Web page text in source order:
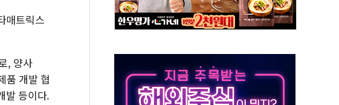
구 주택가서 흉기 난동…60대 남성 2명 숨져
혼 때문에 손해 보는 일 없게"…'결혼 페널티' 22개 과제 손본다
부' 피해자 기림의 날 참석..."국제적 시민 연대로 목소리 내야"
갯벌서 해루질 중 실종 60대 나흘만에 숨진 채 발견
툼 중 어머니 흉기 살해 10대 아들 체포
매트릭스
, 양사
품 개발 협
발 등이다.